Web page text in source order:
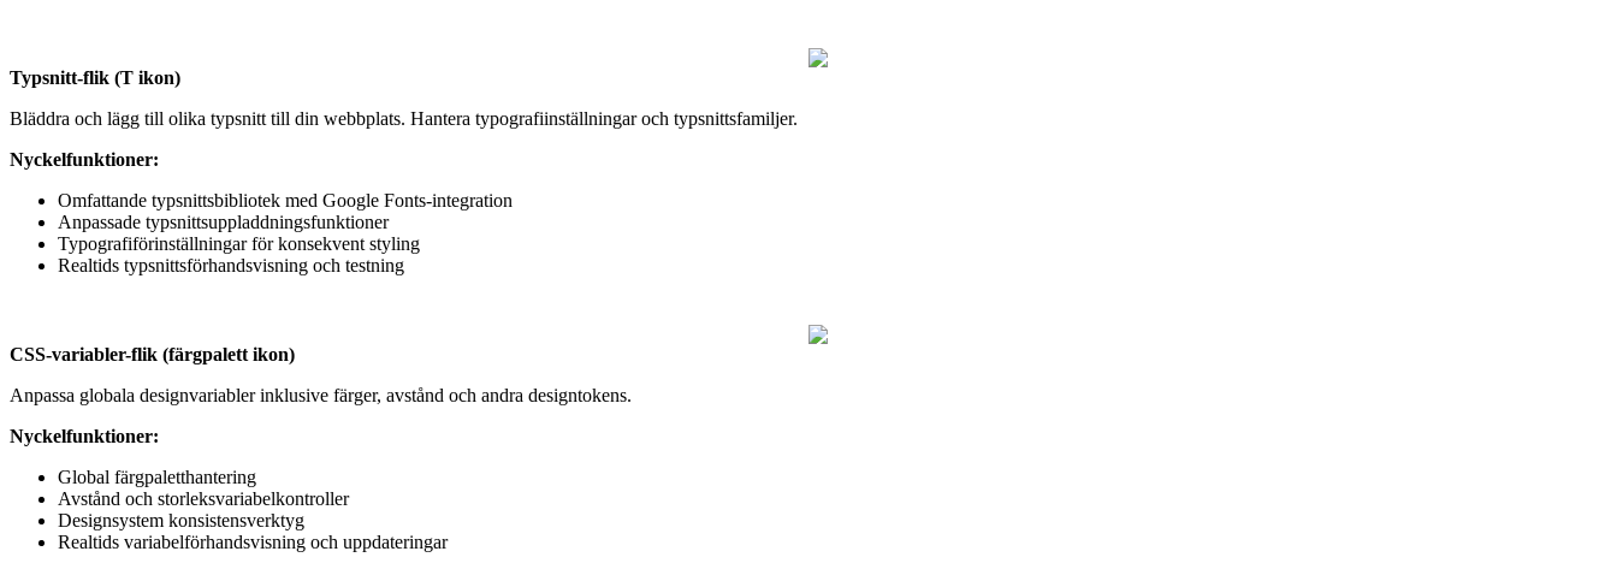
Typsnitt-flik (T ikon)
Bläddra och lägg till olika typsnitt till din webbplats. Hantera typografiinställningar och typsnittsfamiljer.
Nyckelfunktioner:
Omfattande typsnittsbibliotek med Google Fonts-integration
Anpassade typsnittsuppladdningsfunktioner
Typografiförinställningar för konsekvent styling
Realtids typsnittsförhandsvisning och testning
CSS-variabler-flik (färgpalett ikon)
Anpassa globala designvariabler inklusive färger, avstånd och andra designtokens.
Nyckelfunktioner:
Global färgpaletthantering
Avstånd och storleksvariabelkontroller
Designsystem konsistensverktyg
Realtids variabelförhandsvisning och uppdateringar